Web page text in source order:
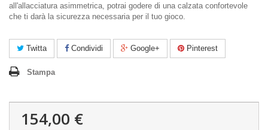
all'allacciatura asimmetrica, potrai godere di una calzata confortevole
che ti darà la sicurezza necessaria per il tuo gioco.
Twitta Condividi Google+ Pinterest
Stampa
154,00 €